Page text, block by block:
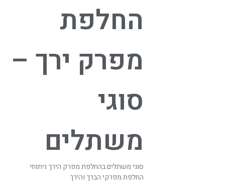
החלפת
מפרק ירך –
סוגי
משתלים
סוגי משתלים בהחלפת מפרק הירך ניתוחי
החלפת מפרקי הברך והירך